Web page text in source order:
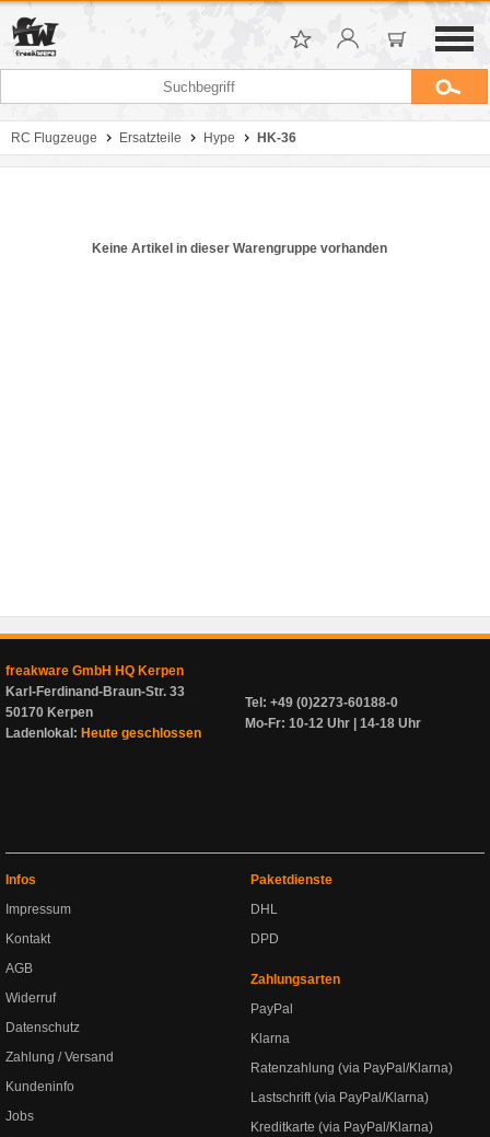
RC Flugzeuge Ersatzteile Hype HK-36
Keine Artikel in dieser Warengruppe vorhanden
freakware GmbH HQ Kerpen
Karl-Ferdinand-Braun-Str. 33
50170 Kerpen
Ladenlokal: Heute geschlossen
Tel: +49 (0)2273-60188-0
Mo-Fr: 10-12 Uhr | 14-18 Uhr
Infos
Impressum
Kontakt
AGB
Widerruf
Datenschutz
Zahlung / Versand
Kundeninfo
Jobs
Paketdienste
DHL
DPD
Zahlungsarten
PayPal
Klarna
Ratenzahlung (via PayPal/Klarna)
Lastschrift (via PayPal/Klarna)
Kreditkarte (via PayPal/Klarna)